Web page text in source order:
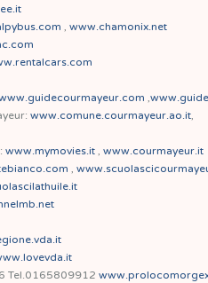
, www.chamonix.net
,
www.comune.courmayeur.ao.it,
www.mymovies.it , www.courmayeur.it
,
Tel.0165809912